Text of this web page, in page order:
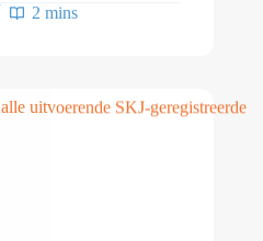
2 mins